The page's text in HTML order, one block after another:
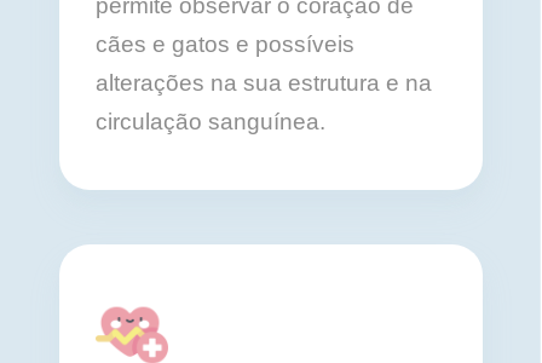
permite observar o coração de
cães e gatos e possíveis
alterações na sua estrutura e na
circulação sanguínea.